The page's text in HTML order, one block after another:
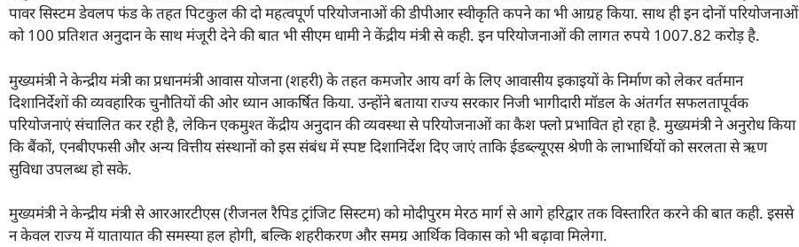
पावर सिस्टम डेवलप फंड के तहत पिटकुल की दो महत्वपूर्ण परियोजनाओं की डीपीआर स्वीकृति कपने का भी आग्रह किया. साथ ही इन दोनों परियोजनाओं
को 100 प्रतिशत अनुदान के साथ मंजूरी देने की बात भी सीएम धामी ने केंद्रीय मंत्री से कही. इन परियोजनाओं की लागत रुपये 1007.82 करोड़ है.
मुख्यमंत्री ने केन्द्रीय मंत्री का प्रधानमंत्री आवास योजना (शहरी) के तहत कमजोर आय वर्ग के लिए आवासीय इकाइयों के निर्माण को लेकर वर्तमान
दिशानिर्देशों की व्यवहारिक चुनौतियों की ओर ध्यान आकर्षित किया. उन्होंने बताया राज्य सरकार निजी भागीदारी मॉडल के अंतर्गत सफलतापूर्वक
परियोजनाएं संचालित कर रही है, लेकिन एकमुश्त केंद्रीय अनुदान की व्यवस्था से परियोजनाओं का कैश फ्लो प्रभावित हो रहा है. मुख्यमंत्री ने अनुरोध किया
कि बैंकों, एनबीएफसी और अन्य वित्तीय संस्थानों को इस संबंध में स्पष्ट दिशानिर्देश दिए जाएं ताकि ईडब्ल्यूएस श्रेणी के लाभार्थियों को सरलता से ऋण
सुविधा उपलब्ध हो सके.
मुख्यमंत्री ने केन्द्रीय मंत्री से आरआरटीएस (रीजनल रैपिड ट्रांजिट सिस्टम) को मोदीपुरम मेरठ मार्ग से आगे हरिद्वार तक विस्तारित करने की बात कही. इससे
न केवल राज्य में यातायात की समस्या हल होगी, बल्कि शहरीकरण और समग्र आर्थिक विकास को भी बढ़ावा मिलेगा.